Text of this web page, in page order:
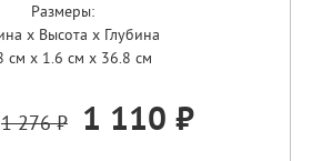
Размеры:
x Высота x Глубина
см x 1.6 см x 36.8 см
1 276 ₽ 1 110 ₽